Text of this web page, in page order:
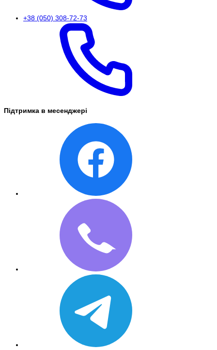
+38 (050) 308-72-73
Підтримка в месенджері